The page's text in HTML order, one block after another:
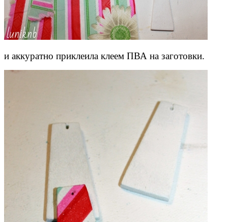
и аккуратно приклеила клеем ПВА на заготовки.